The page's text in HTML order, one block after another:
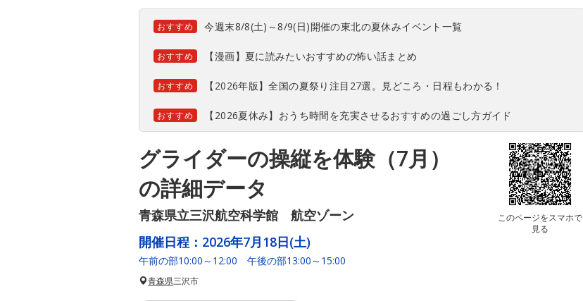
おすすめ 今週末8/8(土)～8/9(日)開催の東北の夏休みイベント一覧
おすすめ 【漫画】夏に読みたいおすすめの怖い話まとめ
おすすめ 【2026年版】全国の夏祭り注目27選。見どころ・日程もわかる！
おすすめ 【2026夏休み】おうち時間を充実させるおすすめの過ごし方ガイド
グライダーの操縦を体験（7月）
の詳細データ
青森県立三沢航空科学館 航空ゾーン
このページをスマホで
見る
開催日程： 2026年7月18日(土)
午前の部10:00～12:00 午後の部13:00～15:00
青森県三沢市